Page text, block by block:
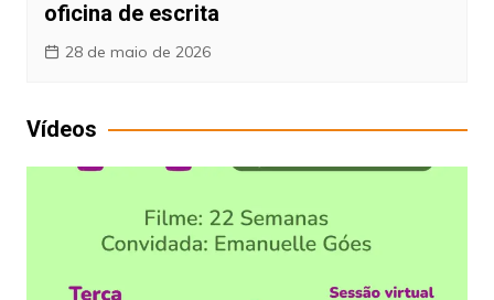
oficina de escrita
28 de maio de 2026
Vídeos